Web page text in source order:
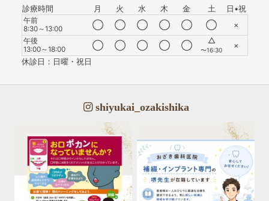
診療時間 月 火 水 木 金 土 日•祝
午前
8:30～13:00
◯ ◯ ◯ ◯ ◯ ◯ ×
午後
13:00～18:00
◯ ◯ ◯ ◯ ◯ △
〜16:30
×
休診日：日曜・祝日
shiyukai_ozakishika